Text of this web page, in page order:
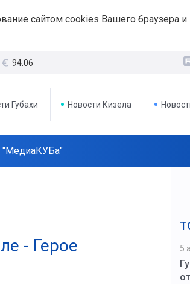
сайтом cookies Вашего браузера и
94.06
Губахи Новости Кизела
"МедиаКУБа"
- Герое
5